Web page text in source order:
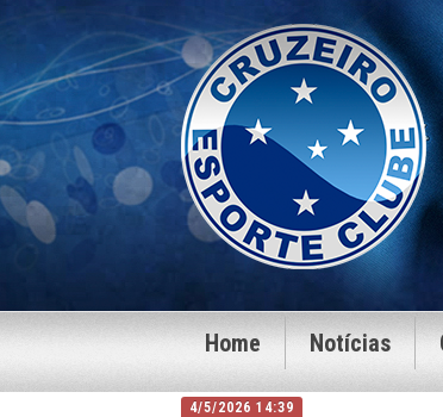
Home Notícias
4/5/2026 14:39